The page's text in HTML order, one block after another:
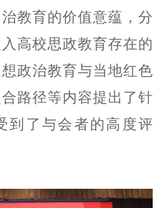
教育的价值意蕴，分
高校思政教育存在的
政治教育与当地红色
路径等内容提出了针
到了与会者的高度评